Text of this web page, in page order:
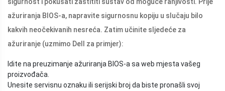
sigurnost i pokušati zaštititi sustav od moguće ranjivosti. Prije
ažuriranja BIOS-a, napravite sigurnosnu kopiju u slučaju bilo
kakvih neočekivanih nesreća. Zatim učinite sljedeće za
ažuriranje (uzmimo Dell za primjer):
Idite na preuzimanje ažuriranja BIOS-a sa web mjesta vašeg
proizvođača.
Unesite servisnu oznaku ili serijski broj da biste pronašli svoj